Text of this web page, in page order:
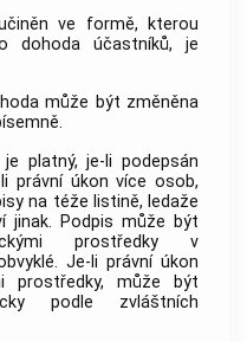
ve formě, kterou
dohoda účastníků, je
může být změněna
platný, je-li podepsán
právní úkon více osob,
na téže listině, ledaže
jinak. Podpis může být
prostředky v
Je-li právní úkon
prostředky, může být
podle zvláštních